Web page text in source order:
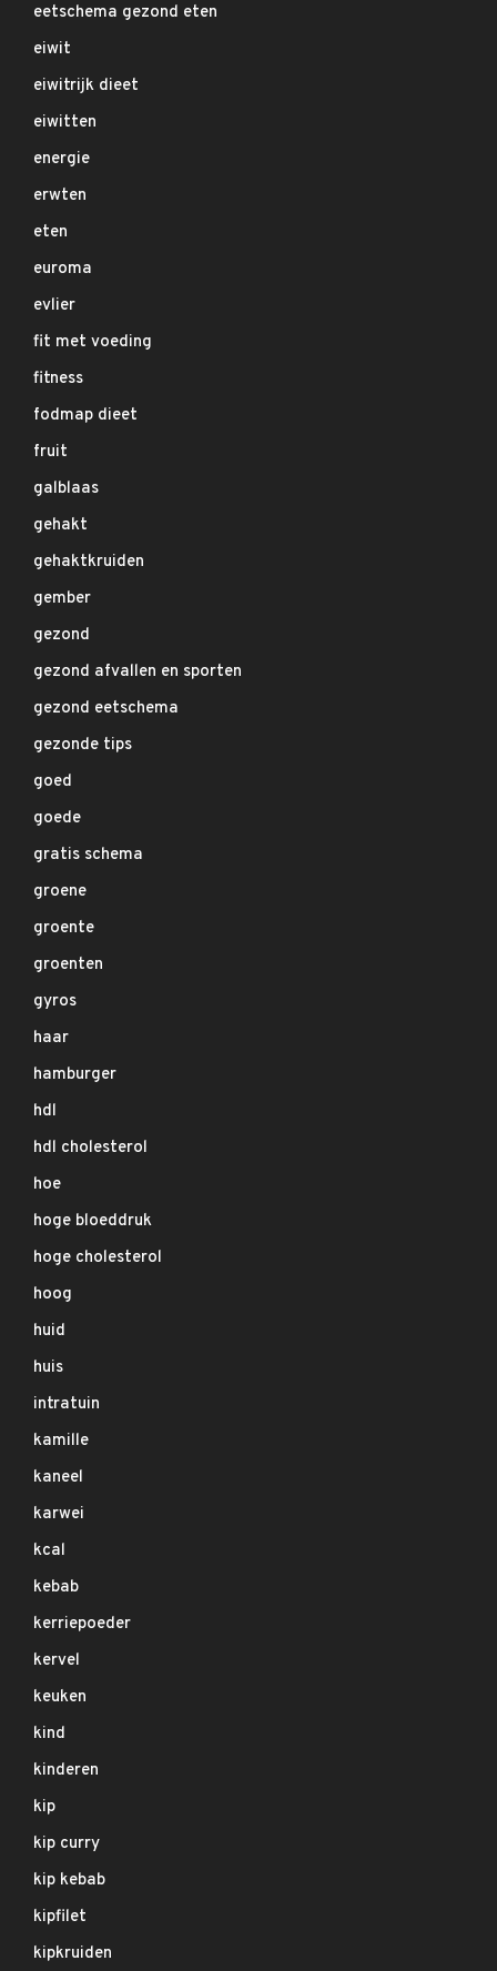
eetschema gezond eten
eiwit
eiwitrijk dieet
eiwitten
energie
erwten
eten
euroma
evlier
fit met voeding
fitness
fodmap dieet
fruit
galblaas
gehakt
gehaktkruiden
gember
gezond
gezond afvallen en sporten
gezond eetschema
gezonde tips
goed
goede
gratis schema
groene
groente
groenten
gyros
haar
hamburger
hdl
hdl cholesterol
hoe
hoge bloeddruk
hoge cholesterol
hoog
huid
huis
intratuin
kamille
kaneel
karwei
kcal
kebab
kerriepoeder
kervel
keuken
kind
kinderen
kip
kip curry
kip kebab
kipfilet
kipkruiden